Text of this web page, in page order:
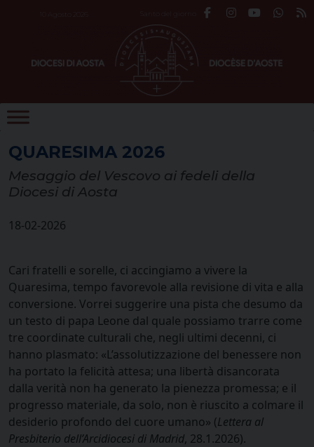
QUARESIMA 2026
Mesaggio del Vescovo ai fedeli della
Diocesi di Aosta
18-02-2026
Cari fratelli e sorelle, ci accingiamo a vivere la
Quaresima, tempo favorevole alla revisione di vita e alla
conversione. Vorrei suggerire una pista che desumo da
un testo di papa Leone dal quale possiamo trarre come
tre coordinate culturali che, negli ultimi decenni, ci
hanno plasmato: «L’assolutizzazione del benessere non
ha portato la felicità attesa; una libertà disancorata
dalla verità non ha generato la pienezza promessa; e il
progresso materiale, da solo, non è riuscito a colmare il
desiderio profondo del cuore umano» (Lettera al
Presbiterio dell’Arcidiocesi di Madrid, 28.1.2026).